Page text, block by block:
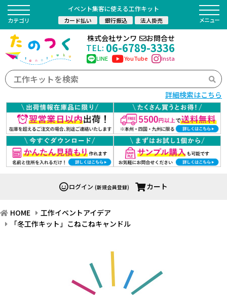
イベント集客に使える工作キット
カード払い 銀行振込 法人掛売
詳細検索はこちら
株式会社サンワ お問合せ
TEL: 06-6789-3336
LINE YouTube Insta
カテゴリ
ログイン (新規会員登録) カート
HOME
工作イベントアイデア
「冬工作キット」こねこねキャンドル